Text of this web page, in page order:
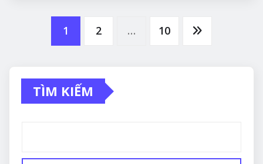
Phân
bài
1 2 … 10
TÌM KIẾM